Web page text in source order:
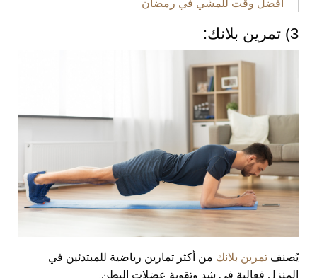
افضل وقت للمشي في رمضان
3) تمرين بلانك:
يُصنف تمرين بلانك من أكثر تمارين رياضية للمبتدئين في
المنزل فعالية في شد وتقوية عضلات البطن.